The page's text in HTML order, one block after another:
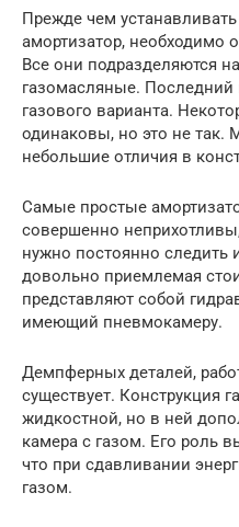
Прежде чем
амортизатор, необходимо
Все они подразделяются
газомасляные. Последний
газового варианта.
одинаковы, но это не так.
небольшие отличия в
Самые простые
совершенно
нужно постоянно следить
довольно приемлемая
представляют собой
имеющий пневмокамеру.
Демпферных деталей,
существует. Конструкция
жидкостной, но в ней
камера с газом. Его роль
что при сдавливании
газом.